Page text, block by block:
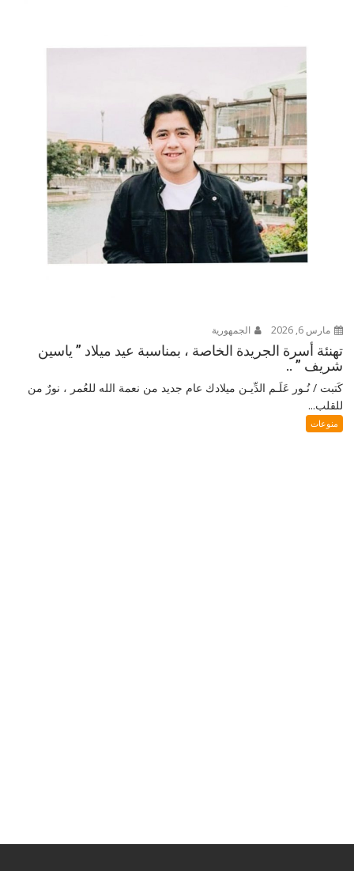
مارس 6, 2026 الجمهورية
تهنئة أسرة الجريدة الخاصة ، بمناسبة عيد ميلاد ” ياسين
شريف ” ..
كَتبت / نُـور عَلَـم الدِّيـن ميلادك عام جديد من نعمة الله للعُمر ، نورٌ من
للقلب...
منوعات